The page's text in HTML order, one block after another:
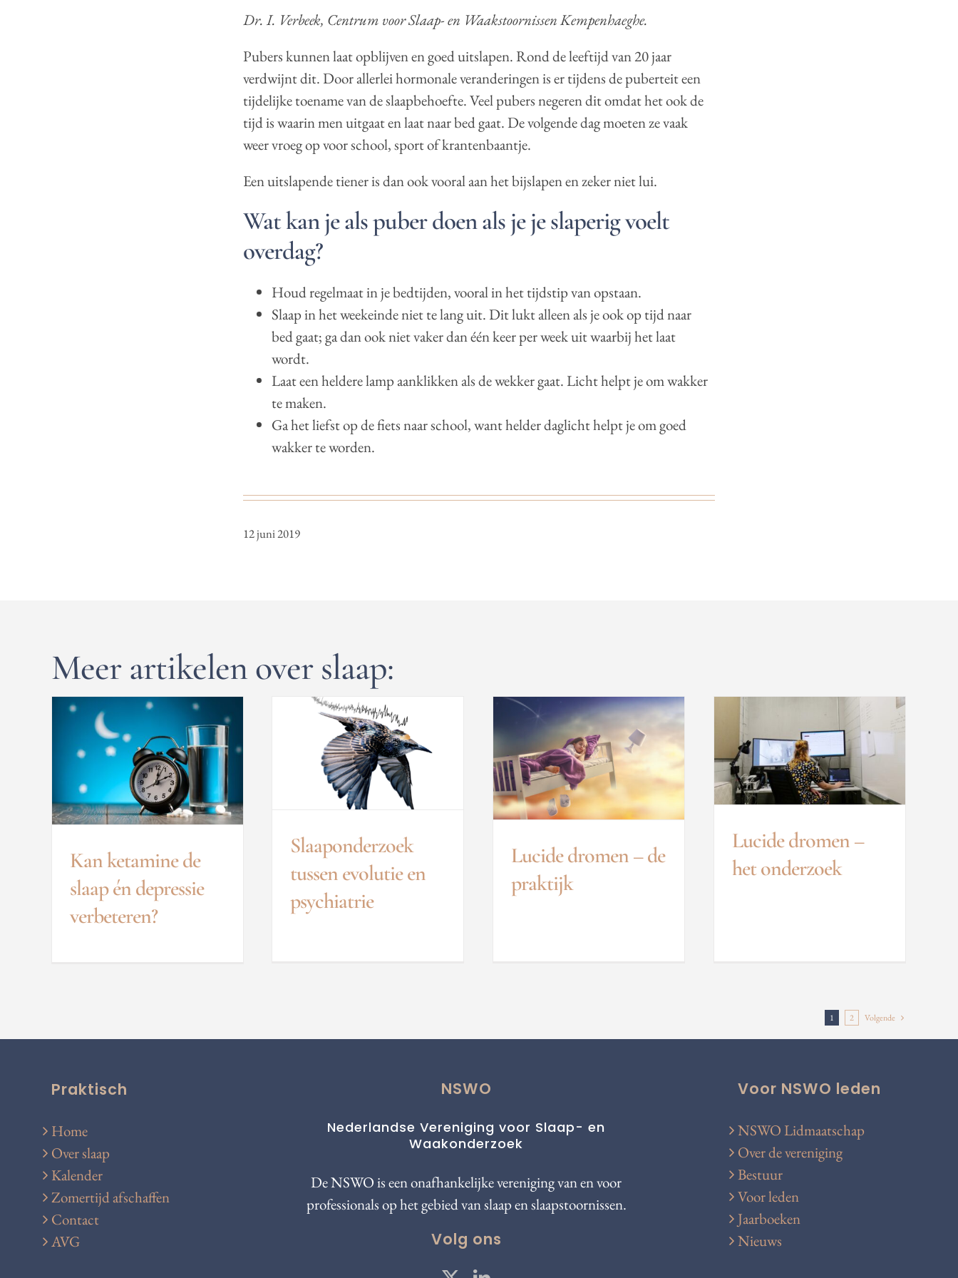
Dr. I. Verbeek, Centrum voor Slaap- en Waakstoornissen Kempenhaeghe.
Pubers kunnen laat opblijven en goed uitslapen. Rond de leeftijd van 20 jaar
verdwijnt dit. Door allerlei hormonale veranderingen is er tijdens de puberteit een
tijdelijke toename van de slaapbehoefte. Veel pubers negeren dit omdat het ook de
tijd is waarin men uitgaat en laat naar bed gaat. De volgende dag moeten ze vaak
weer vroeg op voor school, sport of krantenbaantje.
Een uitslapende tiener is dan ook vooral aan het bijslapen en zeker niet lui.
Wat kan je als puber doen als je je slaperig voelt
overdag?
Houd regelmaat in je bedtijden, vooral in het tijdstip van opstaan.
Slaap in het weekeinde niet te lang uit. Dit lukt alleen als je ook op tijd naar
bed gaat; ga dan ook niet vaker dan één keer per week uit waarbij het laat
wordt.
Laat een heldere lamp aanklikken als de wekker gaat. Licht helpt je om wakker
te maken.
Ga het liefst op de fiets naar school, want helder daglicht helpt je om goed
wakker te worden.
12 juni 2019
Meer artikelen over slaap:
Kan ketamine de
slaap én depressie
verbeteren?
Slaaponderzoek
tussen evolutie en
psychiatrie
Lucide dromen – de
praktijk
Lucide dromen –
het onderzoek
1 2 Volgende
Praktisch
Home
Over slaap
Kalender
Zomertijd afschaffen
Contact
AVG
NSWO
Nederlandse Vereniging voor Slaap- en
Waakonderzoek
De NSWO is een onafhankelijke vereniging van en voor
professionals op het gebied van slaap en slaapstoornissen.
Volg ons
Voor NSWO leden
NSWO Lidmaatschap
Over de vereniging
Bestuur
Voor leden
Jaarboeken
Nieuws